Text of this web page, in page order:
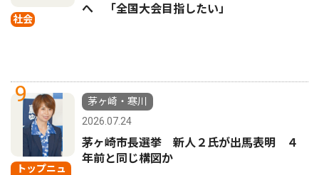
社会
へ 「全国大会目指したい」
9
トップニュ
茅ヶ崎・寒川
2026.07.24
茅ヶ崎市長選挙 新人２氏が出馬表明 ４
年前と同じ構図か